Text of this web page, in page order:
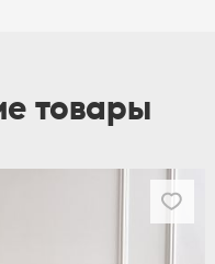
товары